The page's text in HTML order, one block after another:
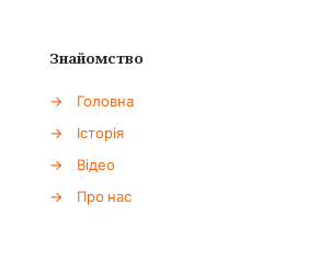
Знайомство
→
Головна
→
Історія
→
Відео
→
Про нас